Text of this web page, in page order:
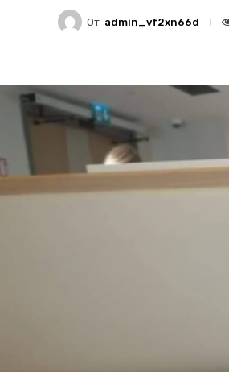
От admin_vf2xn66d